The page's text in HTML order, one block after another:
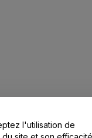
l'utilisation de